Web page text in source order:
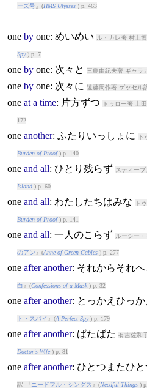
ーズ号』(HMS Ulysses) p. 463
one by one: めいめい ル・カレ著 村上
Spy) p. 7
one by one: 次々と 三島由紀夫著 ギャラ
one by one: 次々に 遠藤周作著 ゲッセル
one at a time: 片方ずつ トゥロー著 上
172
one another: ふたりいっしょに ト
Burden of Proof) p. 140
one and all: ひとり残らず スティー
Island) p. 60
one and all: わたしたちはみな ト
Burden of Proof) p. 141
one and all: 一人のこらず ルーシー
のアン 』(Anne of Green Gables) p. 277
one after another: それからそれへ
白 』(Confessions of a Mask) p. 32
one after another: とっかえひっか
ト・スパイ 』(A Perfect Spy) p. 179
one after another: ばたばた 有吉佐和
Doctor's Wife) p. 81
one after another: ひとつまたひと
訳 『 ニードフル・シングス 』(Needful Things)